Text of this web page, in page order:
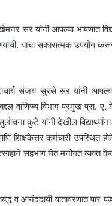
सर यांनी आपल्या भाषणात
याचा सकारात्मक उपयोग करून
संजय सुरसे सर यांनी आपल्या
वाणिज्य विभाग प्रमुख प्रा.
कुटे यांनी देखील
शिक्षकेत्तर कर्मचारी उपस्थित
सहभाग घेत मनोगत व्यक्त
व आनंददायी वातावरणात पार